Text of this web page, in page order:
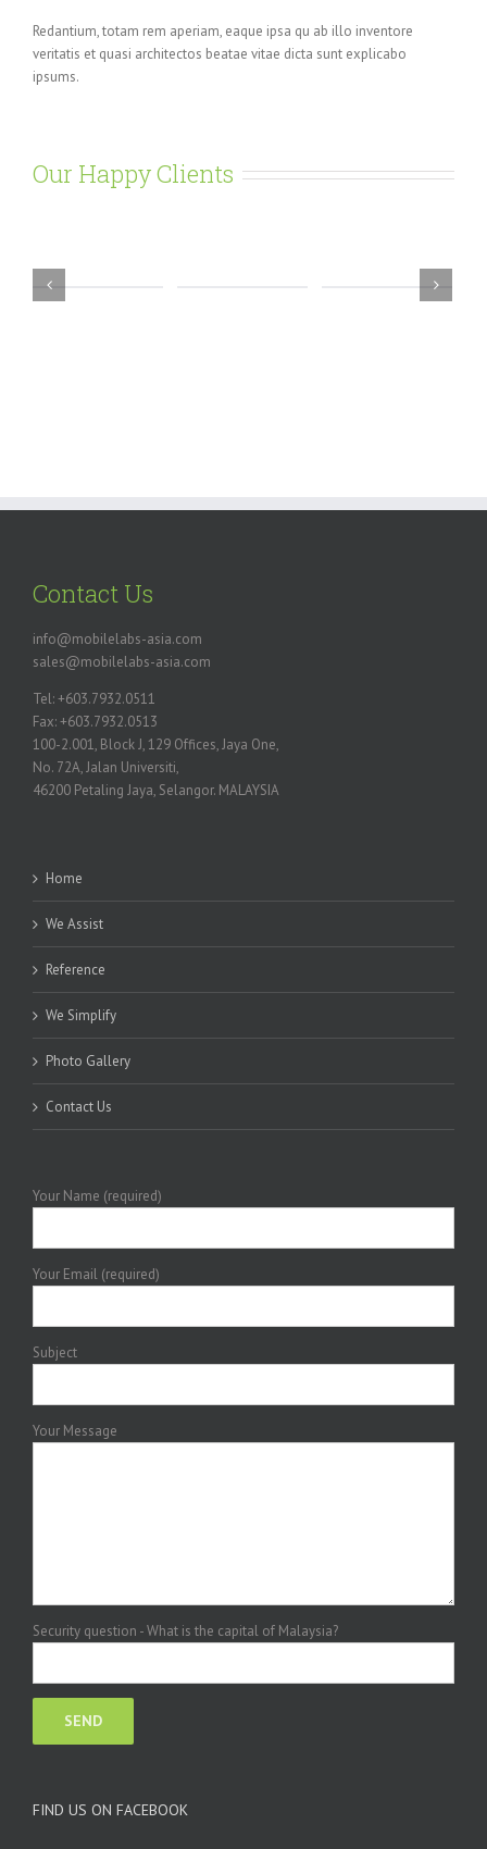
Redantium, totam rem aperiam, eaque ipsa qu ab illo inventore
veritatis et quasi architectos beatae vitae dicta sunt explicabo
ipsums.
Our Happy Clients
Contact Us
info@mobilelabs-asia.com
sales@mobilelabs-asia.com
Tel: +603.7932.0511
Fax: +603.7932.0513
100-2.001, Block J, 129 Offices, Jaya One,
No. 72A, Jalan Universiti,
46200 Petaling Jaya, Selangor. MALAYSIA
Home
We Assist
Reference
We Simplify
Photo Gallery
Contact Us
Your Name (required)
Your Email (required)
Subject
Your Message
Security question - What is the capital of Malaysia?
FIND US ON FACEBOOK